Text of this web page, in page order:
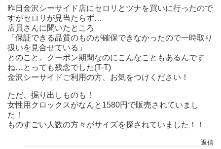
昨日金沢シーサイド店にセロリとツナを買いに行ったので
すがセロリが見当たらず…
店員さんに聞いたところ
「保証できる品質のものが確保できなかったので一時取り
扱いを見合せている」
とのこと。クーポン期間なのにこんなこともあるんです
ね…とっても残念でした(T-T)
金沢シーサイドご利用の方、お気をつけください！
ただ、掘り出しものも！
女性用クロックスがなんと1580円で販売されていまし
た！
ものすごい人数の方々がサイズを探されていました！！
返信